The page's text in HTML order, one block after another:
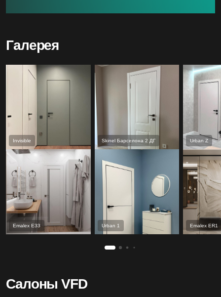
Галерея
Invisible
Emalex Е33
Skinel Барселона 2 ДГ
Urban 1
Urban Z
Emalex ER1
Салоны VFD